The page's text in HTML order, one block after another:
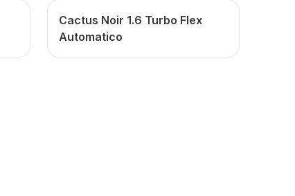
Cactus Noir 1.6 Turbo Flex
Automatico